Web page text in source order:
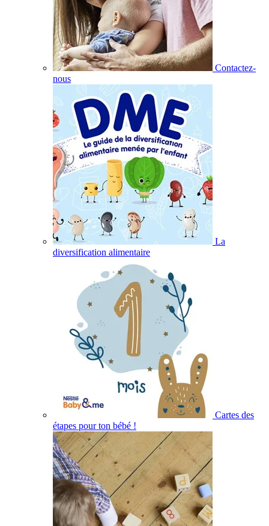
Contactez-
nous
La
diversification alimentaire
Cartes des
étapes pour ton bébé !